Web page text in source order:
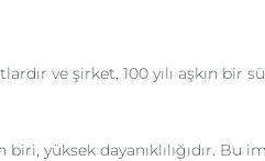
ve şirket, 100 yılı aşkın
yüksek dayanıklılığıdır. Bu